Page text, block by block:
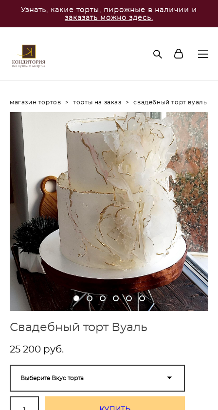
Узнать, какие торты, пирожные в наличии и
заказать можно здесь.
магазин тортов > торты на заказ > свадебный торт вуаль
Свадебный торт Вуаль
25 200 pуб.
Выберите Вкус торта